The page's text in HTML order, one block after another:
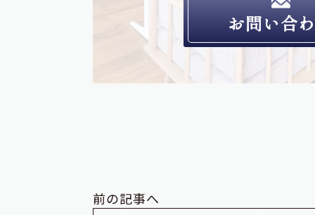
お問い合
前の記事へ